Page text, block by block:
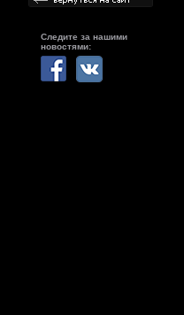
Следите за нашими
новостями: